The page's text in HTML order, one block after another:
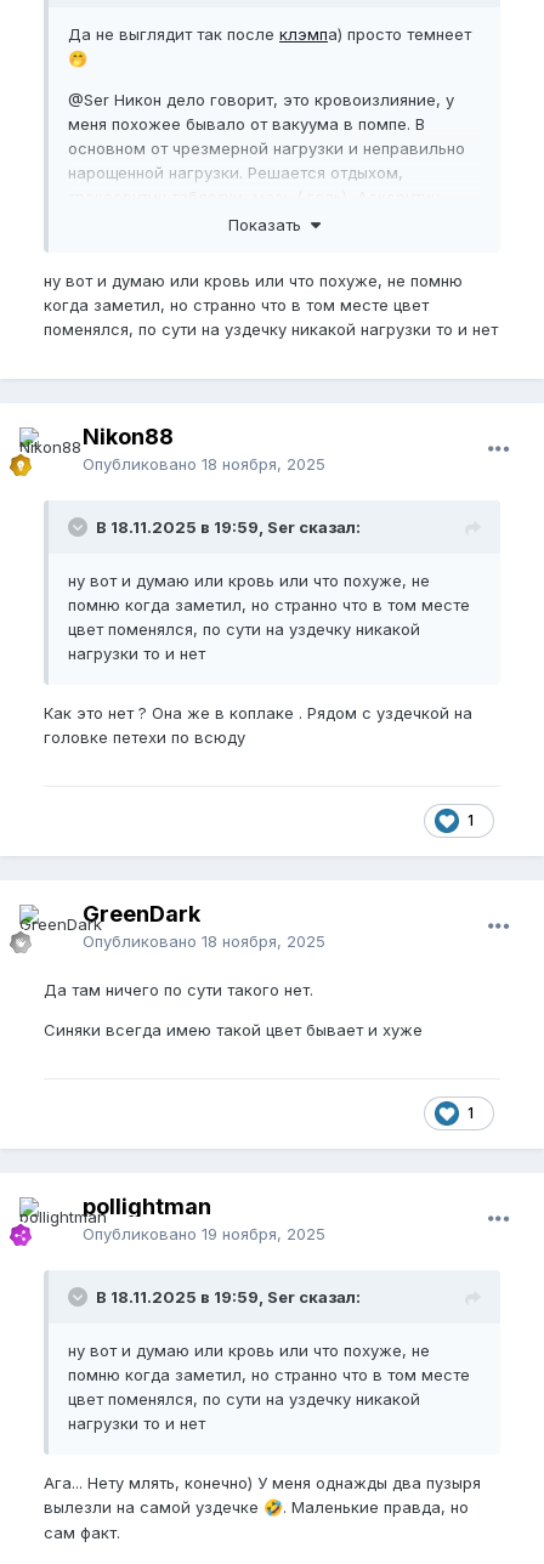
Да не выглядит так после клэмпа) просто темнеет
🤭
@Ser Никон дело говорит, это кровоизлияние, у
меня похожее бывало от вакуума в помпе. В
основном от чрезмерной нагрузки и неправильно
нарощенной нагрузки. Решается отдыхом,
можно добавить массаж ( вот ка обычный массаж
Показать
ну вот и думаю или кровь или что похуже, не помню
когда заметил, но странно что в том месте цвет
поменялся, по сути на уздечку никакой нагрузки то и нет
Nikon88
Опубликовано 18 ноября, 2025
В 18.11.2025 в 19:59, Ser сказал:
ну вот и думаю или кровь или что похуже, не
помню когда заметил, но странно что в том месте
цвет поменялся, по сути на уздечку никакой
нагрузки то и нет
Как это нет ? Она же в коплаке . Рядом с уздечкой на
головке петехи по всюду
1
GreenDark
Опубликовано 18 ноября, 2025
Да там ничего по сути такого нет.
Синяки всегда имею такой цвет бывает и хуже
1
pollightman
Опубликовано 19 ноября, 2025
В 18.11.2025 в 19:59, Ser сказал:
ну вот и думаю или кровь или что похуже, не
помню когда заметил, но странно что в том месте
цвет поменялся, по сути на уздечку никакой
нагрузки то и нет
Ага... Нету млять, конечно) У меня однажды два пузыря
вылезли на самой уздечке 🤣. Маленькие правда, но
сам факт.